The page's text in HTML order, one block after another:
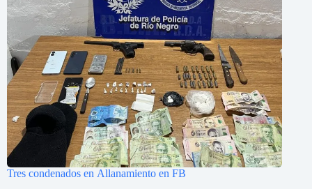
Tres condenados en Allanamiento en FB